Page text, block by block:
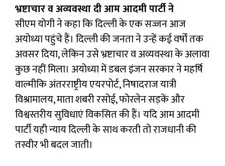
भ्रष्टाचार व अव्यवस्था दी आम आदमी पार्टी ने
सीएम योगी ने कहा कि दिल्ली के एक सज्जन आज
अयोध्या पहुंचे हैं। दिल्ली की जनता ने उन्हें कई वर्षों तक
अवसर दिया, लेकिन उसे भ्रष्टाचार व अव्यवस्था के अलावा
कुछ नहीं मिला। अयोध्या में डबल इंजन सरकार ने महर्षि
वाल्मीकि अंतरराष्ट्रीय एयरपोर्ट, निषादराज यात्री
विश्रामालय, माता शबरी रसोई, फोरलेन सड़कें और
विश्वस्तरीय सुविधाएं विकसित की हैं। यदि आम आदमी
पार्टी यही न्याय दिल्ली के साथ करती तो राजधानी की
तस्वीर भी बदल जाती।